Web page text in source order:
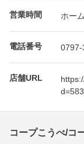
営業時間 ホー
電話番号 0797-
店舗URL
コープこうべ/コ